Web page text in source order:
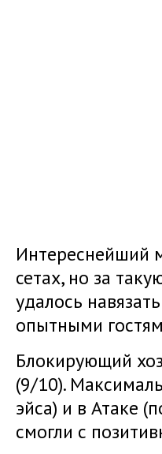
Интереснейший
сетах, но за
удалось
опытными
Блокирующий
(9/10).
эйса) и в Атаке
смогли с